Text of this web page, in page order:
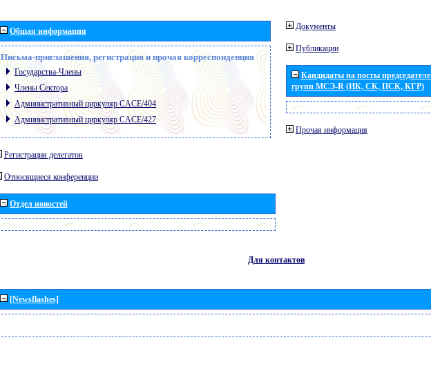
Общая информация
Письма-приглашения, регистрация и прочая корреспонденция
Государства-Члены
Члены Сектора
Административный циркуляр CACE/404
Административный циркуляр CACE/427
Регистрация делегатов
Относящиеся конференции
Отдел новостей
Документы
Публикации
Кандидаты на посты
групп МСЭ-R (ИК, СК, ПСК, КГР)
Прочая информация
Для контактов
[Newsflashes]